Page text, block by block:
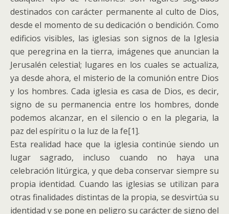
destinados con carácter permanente al culto de Dios,
desde el momento de su dedicación o bendición. Como
edificios visibles, las iglesias son signos de la Iglesia
que peregrina en la tierra, imágenes que anuncian la
Jerusalén celestial; lugares en los cuales se actualiza,
ya desde ahora, el misterio de la comunión entre Dios
y los hombres. Cada iglesia es casa de Dios, es decir,
signo de su permanencia entre los hombres, donde
podemos alcanzar, en el silencio o en la plegaria, la
paz del espíritu o la luz de la fe[1].
Esta realidad hace que la iglesia continúe siendo un
lugar sagrado, incluso cuando no haya una
celebración litúrgica, y que deba conservar siempre su
propia identidad. Cuando las iglesias se utilizan para
otras finalidades distintas de la propia, se desvirtúa su
identidad y se pone en peligro su carácter de signo del